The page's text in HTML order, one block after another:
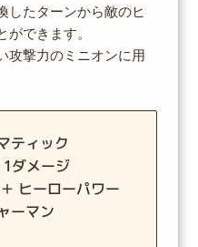
したターンから敵のヒ
できます。
攻撃力のミニオンに用
ティック
ダメージ
ヒーローパワー
ーマン